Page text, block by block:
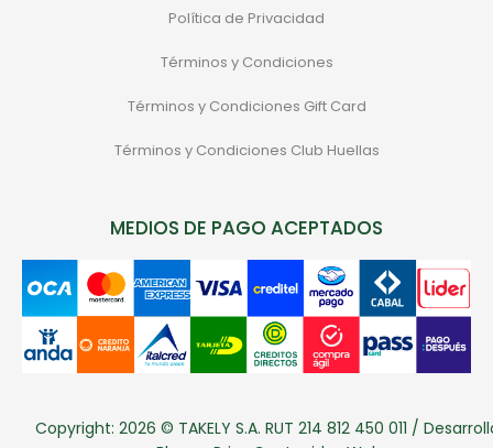
Política de Privacidad
Términos y Condiciones
Términos y Condiciones Gift Card
Términos y Condiciones Club Huellas
MEDIOS DE PAGO ACEPTADOS
Copyright: 2026 © TAKELY S.A. RUT 214 812 450 011 /